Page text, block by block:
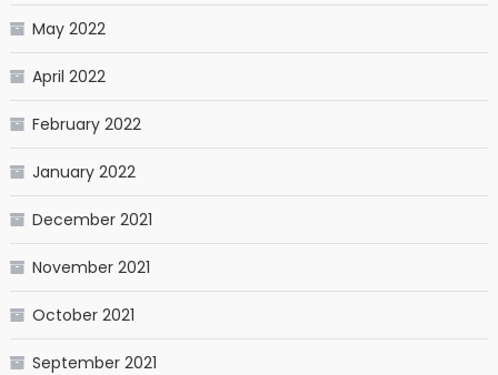
May 2022
April 2022
February 2022
January 2022
December 2021
November 2021
October 2021
September 2021